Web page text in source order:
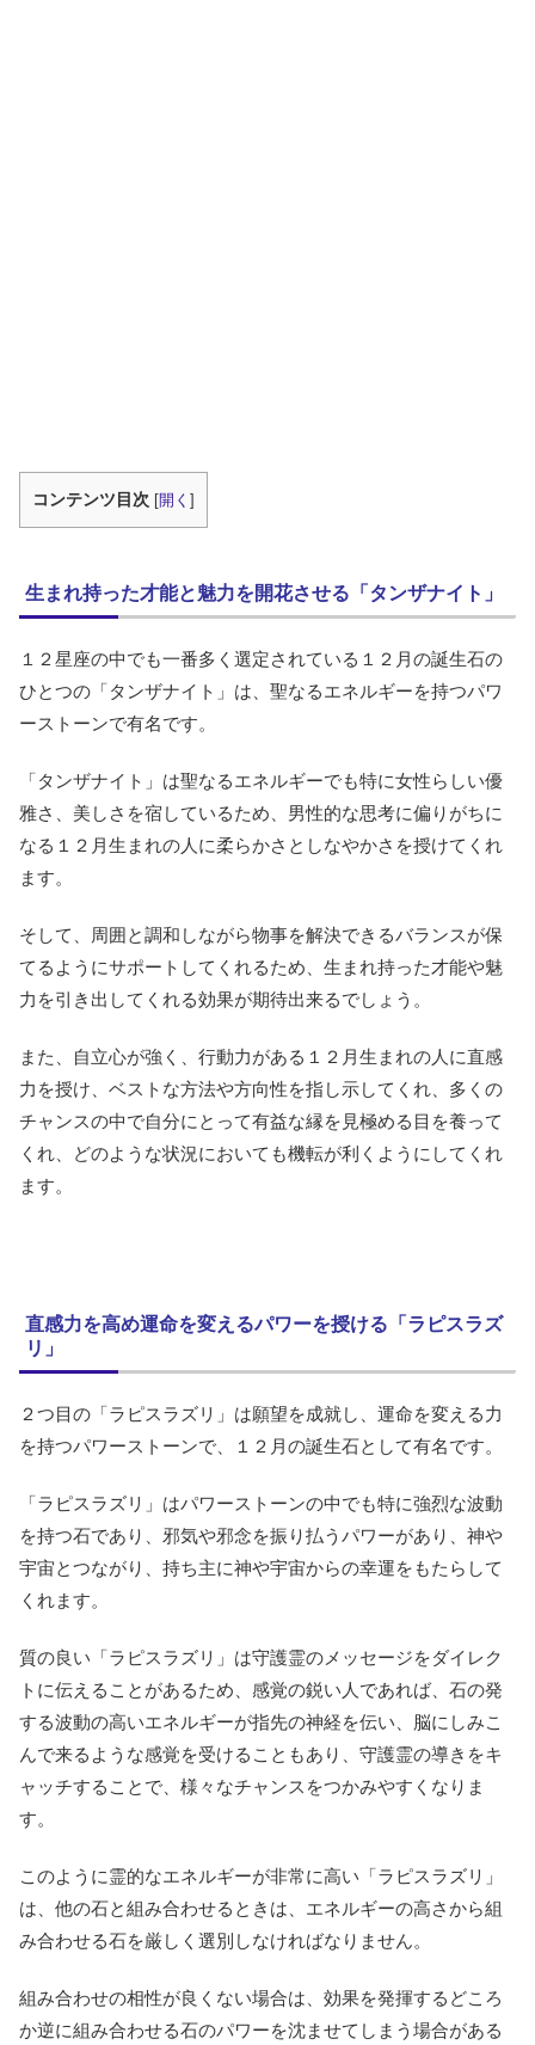
コンテンツ目次 [開く ]
生まれ持った才能と魅力を開花させる「タンザナイト」
１２星座の中でも一番多く選定されている１２月の誕生石の
ひとつの「タンザナイト」は、聖なるエネルギーを持つパワ
ーストーンで有名です。
「タンザナイト」は聖なるエネルギーでも特に女性らしい優
雅さ、美しさを宿しているため、男性的な思考に偏りがちに
なる１２月生まれの人に柔らかさとしなやかさを授けてくれ
ます。
そして、周囲と調和しながら物事を解決できるバランスが保
てるようにサポートしてくれるため、生まれ持った才能や魅
力を引き出してくれる効果が期待出来るでしょう。
また、自立心が強く、行動力がある１２月生まれの人に直感
力を授け、ベストな方法や方向性を指し示してくれ、多くの
チャンスの中で自分にとって有益な縁を見極める目を養って
くれ、どのような状況においても機転が利くようにしてくれ
ます。
直感力を高め運命を変えるパワーを授ける「ラピスラズ
リ」
２つ目の「ラピスラズリ」は願望を成就し、運命を変える力
を持つパワーストーンで、１２月の誕生石として有名です。
「ラピスラズリ」はパワーストーンの中でも特に強烈な波動
を持つ石であり、邪気や邪念を振り払うパワーがあり、神や
宇宙とつながり、持ち主に神や宇宙からの幸運をもたらして
くれます。
質の良い「ラピスラズリ」は守護霊のメッセージをダイレク
トに伝えることがあるため、感覚の鋭い人であれば、石の発
する波動の高いエネルギーが指先の神経を伝い、脳にしみこ
んで来るような感覚を受けることもあり、守護霊の導きをキ
ャッチすることで、様々なチャンスをつかみやすくなりま
す。
このように霊的なエネルギーが非常に高い「ラピスラズリ」
は、他の石と組み合わせるときは、エネルギーの高さから組
み合わせる石を厳しく選別しなければなりません。
組み合わせの相性が良くない場合は、効果を発揮するどころ
か逆に組み合わせる石のパワーを沈ませてしまう場合がある